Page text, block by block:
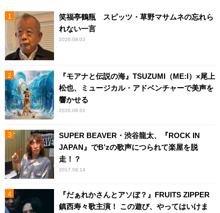
笑福亭鶴瓶 スピッツ・草野マサムネの忘れら
れない一言
2026.08.03
『モアナと伝説の海』TSUZUMI（ME:I）×尾上
松也、ミュージカル・アドベンチャーで美声を
響かせる
2026.08.01
SUPER BEAVER・渋谷龍太、『ROCK IN
JAPAN』でB’zの歌声につられて楽屋を脱
走！？
2017.08.14
『だぁれかさんとアソぼ？』FRUITS ZIPPER
鎮西寿々歌主演！ この遊び、やってはいけま